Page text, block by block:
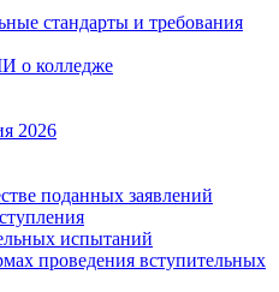
стандарты и требования
о колледже
2026
поданных заявлений
испытаний
проведения вступительных